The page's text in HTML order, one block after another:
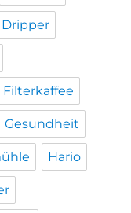
Dripper
Filterkaffee
Gesundheit
Hario